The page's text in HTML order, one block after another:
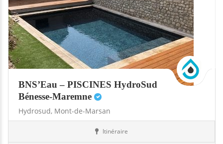
BNS’Eau – PISCINES HydroSud
Bénesse-Maremne
Hydrosud, Mont-de-Marsan
Itinéraire